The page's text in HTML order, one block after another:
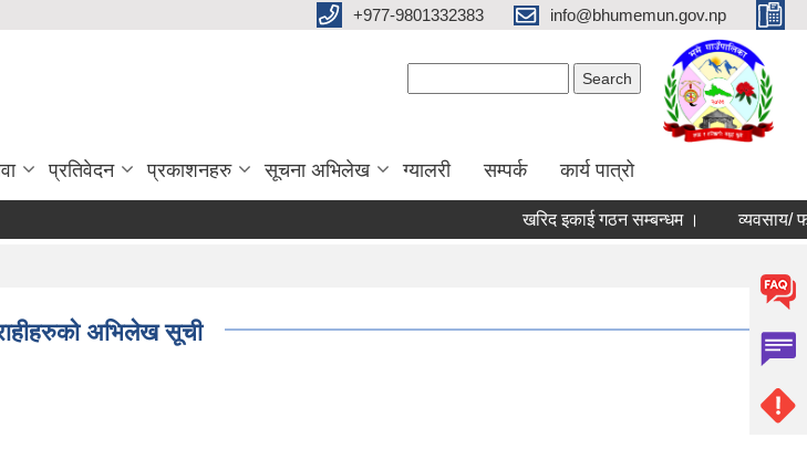
+977-9801332383 info@bhumemun.gov.np
प्रतिवेदन प्रकाशनहरु सूचना अभिलेख ग्यालरी सम्पर्क कार्य पात्रो
खरिद इकाई गठन सम्बन्धम । व्यवसाय/ फर्म/
अभिलेख सूची